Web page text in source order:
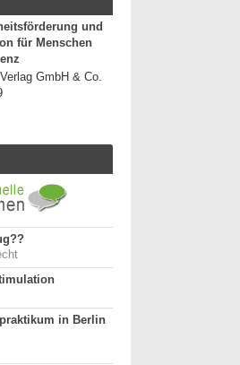
und
für Menschen
GmbH & Co.
in Berlin